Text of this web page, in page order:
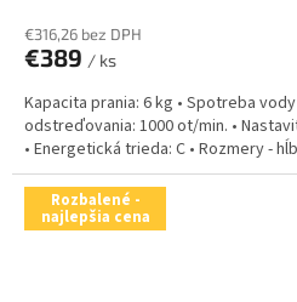
€316,26 bez DPH
€389 / ks
Kapacita prania: 6 kg • Spotreba
odstreďovania: 1000 ot/min. •
• Energetická trieda: C • Rozmery -
Rozbalené -
najlepšia cena